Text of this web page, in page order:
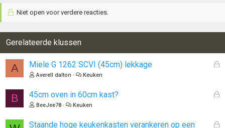
Niet open voor verdere reacties.
Gerelateerde klussen
A
G
Miele G 1262 SCVI (45cm) lekkage
Averell dalton Keuken
B
G
45cm oven in 60cm kast?
BeeJee78 Keuken
G
Staande hoge keukenkasten verankeren op een